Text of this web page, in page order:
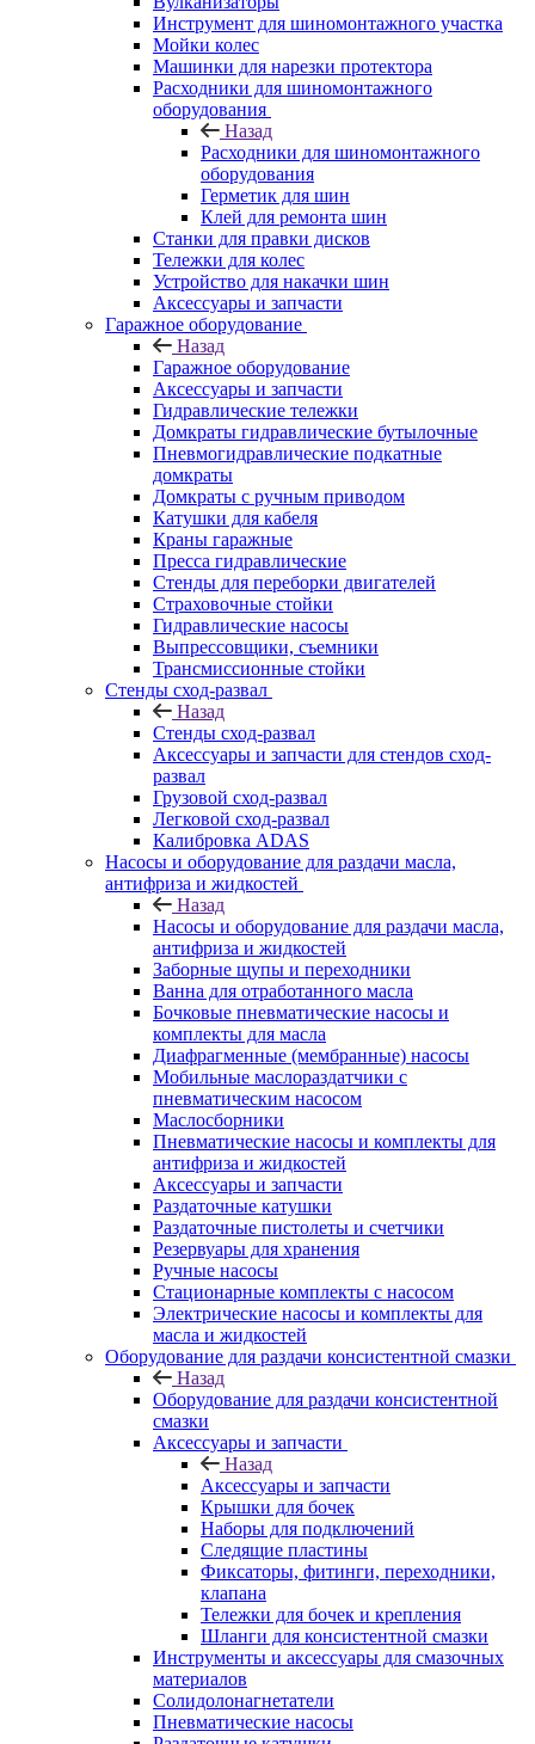
Инструмент для шиномонтажного участка
Мойки колес
Машинки для нарезки протектора
Расходники для шиномонтажного
оборудования
Назад
Расходники для шиномонтажного
оборудования
Герметик для шин
Клей для ремонта шин
Станки для правки дисков
Тележки для колес
Устройство для накачки шин
Аксессуары и запчасти
Гаражное оборудование
Назад
Гаражное оборудование
Аксессуары и запчасти
Гидравлические тележки
Домкраты гидравлические бутылочные
Пневмогидравлические подкатные
домкраты
Домкраты с ручным приводом
Катушки для кабеля
Краны гаражные
Пресса гидравлические
Стенды для переборки двигателей
Страховочные стойки
Гидравлические насосы
Выпрессовщики, съемники
Трансмиссионные стойки
Стенды сход-развал
Назад
Стенды сход-развал
Аксессуары и запчасти для стендов сход-
развал
Грузовой сход-развал
Легковой сход-развал
Калибровка ADAS
Насосы и оборудование для раздачи масла,
антифриза и жидкостей
Назад
Насосы и оборудование для раздачи масла,
антифриза и жидкостей
Заборные щупы и переходники
Ванна для отработанного масла
Бочковые пневматические насосы и
комплекты для масла
Диафрагменные (мембранные) насосы
Мобильные маслораздатчики с
пневматическим насосом
Маслосборники
Пневматические насосы и комплекты для
антифриза и жидкостей
Аксессуары и запчасти
Раздаточные катушки
Раздаточные пистолеты и счетчики
Резервуары для хранения
Ручные насосы
Стационарные комплекты с насосом
Электрические насосы и комплекты для
масла и жидкостей
Оборудование для раздачи консистентной смазки
Назад
Оборудование для раздачи консистентной
смазки
Аксессуары и запчасти
Назад
Аксессуары и запчасти
Крышки для бочек
Наборы для подключений
Следящие пластины
Фиксаторы, фитинги, переходники,
клапана
Тележки для бочек и крепления
Шланги для консистентной смазки
Инструменты и аксессуары для смазочных
материалов
Солидолонагнетатели
Пневматические насосы